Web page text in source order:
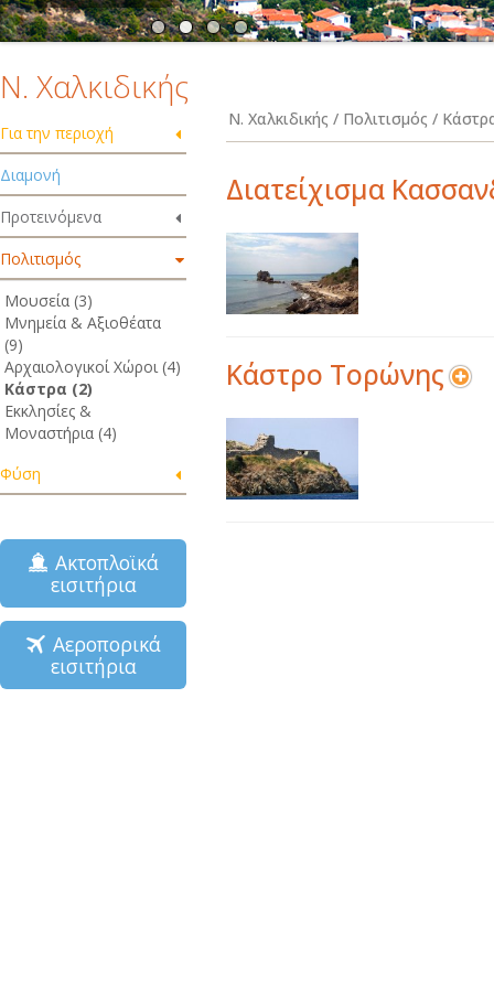
Ν. Χαλκιδικής
Για την περιοχή
Διαμονή
Προτεινόμενα
Πολιτισμός
Μουσεία (3)
Μνημεία & Αξιοθέατα
(9)
Αρχαιολογικοί Χώροι (4)
Κάστρα (2)
Εκκλησίες &
Μοναστήρια (4)
Φύση
Ακτοπλοϊκά
εισιτήρια
Αεροπορικά
εισιτήρια
Ν. Χαλκιδικής / Πολιτισμός /
Διατείχισμα
Κάστρο Τορώνης